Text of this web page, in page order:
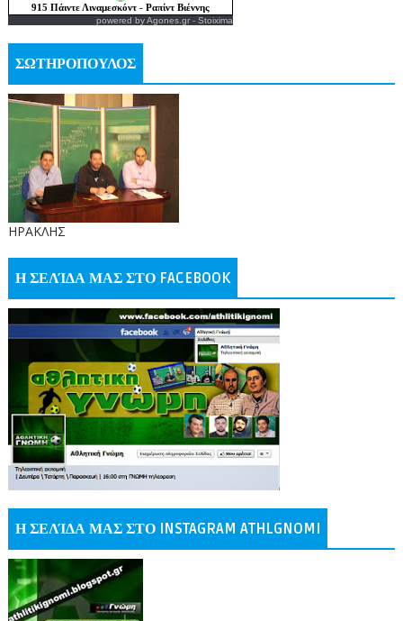
powered byAgones.gr- Stoixima
ΣΩΤΗΡΟΠΟΥΛΟΣ
ΗΡΑΚΛΗΣ
Η ΣΕΛΊΔΑ ΜΑΣ ΣΤΟ FACEBOOK
Η ΣΕΛΊΔΑ ΜΑΣ ΣΤΟ INSTAGRAM ATHLGNOMI